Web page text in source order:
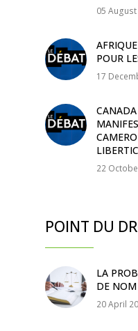
05
POUR
17
22
POINT DU
LA
DE
20 April